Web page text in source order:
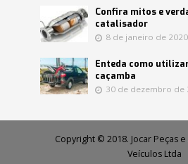
Confira mitos e
catalisador
8 de janeiro de 2020
Enteda como
caçamba
30 de dezembro de
Copyright © 2018. Jocar Peças
Veículos Ltda